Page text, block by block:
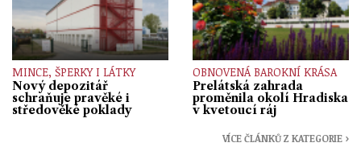
MINCE, ŠPERKY I LÁTKY
Nový depozitář
schraňuje pravěké i
středověké poklady
OBNOVENÁ BAROKNÍ KRÁSA
Prelátská zahrada
proměnila okolí Hradiska
v kvetoucí ráj
VÍCE ČLÁNKŮ Z KATEGORIE ›